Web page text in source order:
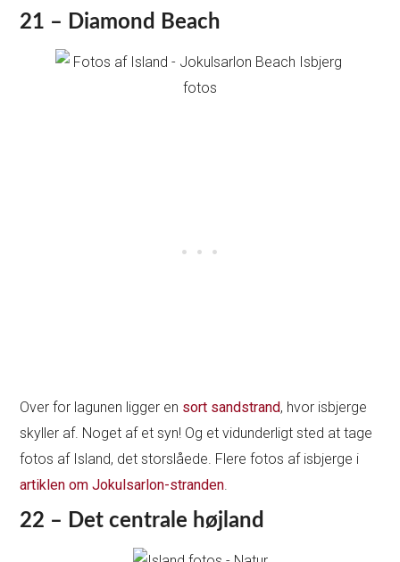
21 – Diamond Beach
Over for lagunen ligger en sort sandstrand, hvor isbjerge
skyller af. Noget af et syn! Og et vidunderligt sted at tage
fotos af Island, det storslåede. Flere fotos af isbjerge i
artiklen om Jokulsarlon-stranden.
22 – Det centrale højland